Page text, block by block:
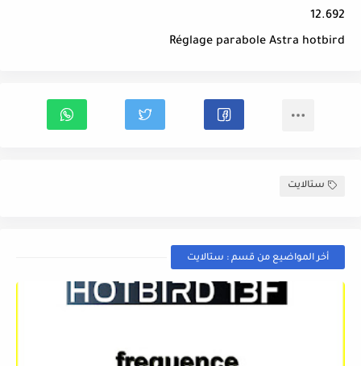
12.692
Réglage parabole Astra hotbird
ستالايت
أخر المواضيع من قسم : ستالايت